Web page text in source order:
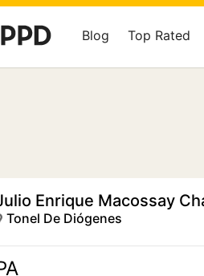
Blog Top Rated
Enrique Macossay
Tonel De Diógenes